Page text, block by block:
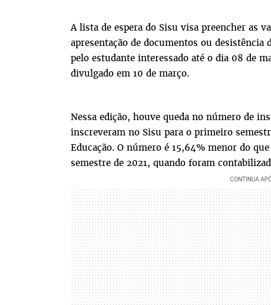
A lista de espera do Sisu visa preencher as
apresentação de documentos ou
pelo estudante interessado até o dia 08 de
divulgado em 10 de março.
Nessa edição, houve queda no número de
inscreveram no Sisu para o primeiro
Educação. O número é 15,64% menor do
semestre de 2021, quando foram